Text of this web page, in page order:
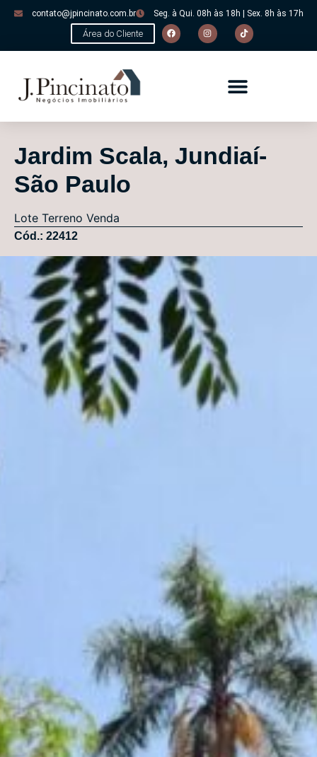
contato@jpincinato.com.br Seg. à Qui. 08h às 18h | Sex. 8h às 17h
Área do Cliente
Jardim Scala, Jundiaí-
São Paulo
Lote Terreno Venda
Cód.: 22412